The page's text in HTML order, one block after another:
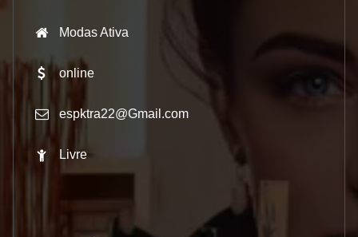
Modas Ativa
online
espktra22@Gmail.com
Livre